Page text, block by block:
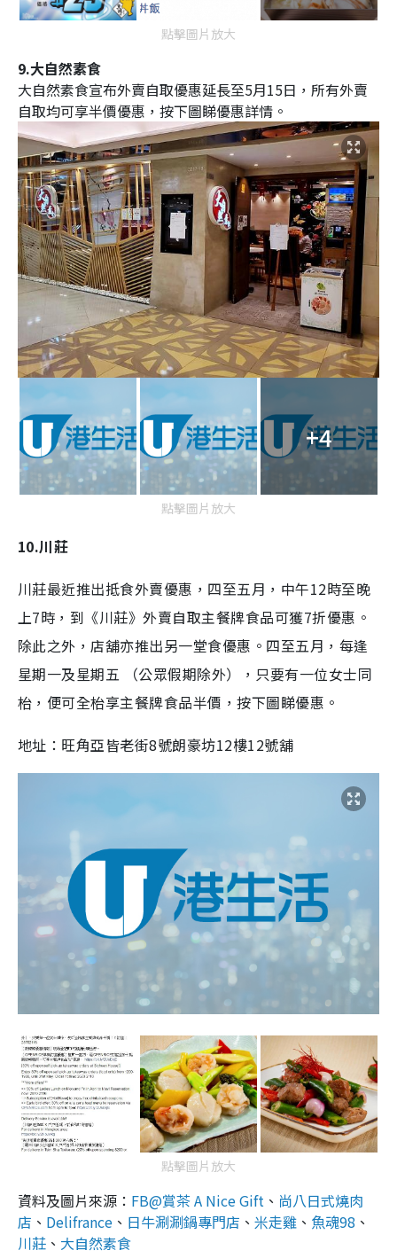
點擊圖片放大
9.大自然素食
大自然素食宣布外賣自取優惠延長至5月15日，所有外賣
自取均可享半價優惠，按下圖睇優惠詳情。
+4
點擊圖片放大
10.川莊
川莊最近推出抵食外賣優惠，四至五月，中午12時至晚
上7時，到《川莊》外賣自取主餐牌食品可獲7折優惠。
除此之外，店舖亦推出另一堂食優惠。四至五月，每逢
星期一及星期五 （公眾假期除外），只要有一位女士同
枱，便可全枱享主餐牌食品半價，按下圖睇優惠。
地址： 旺角亞皆老街8號朗豪坊12樓12號舖
點擊圖片放大
資料及圖片來源： FB@賞茶 A Nice Gift 、 尚八日式燒肉
店 、 Delifrance 、 日牛涮涮鍋專門店 、 米走雞 、 魚魂98 、
川莊 、 大自然素食